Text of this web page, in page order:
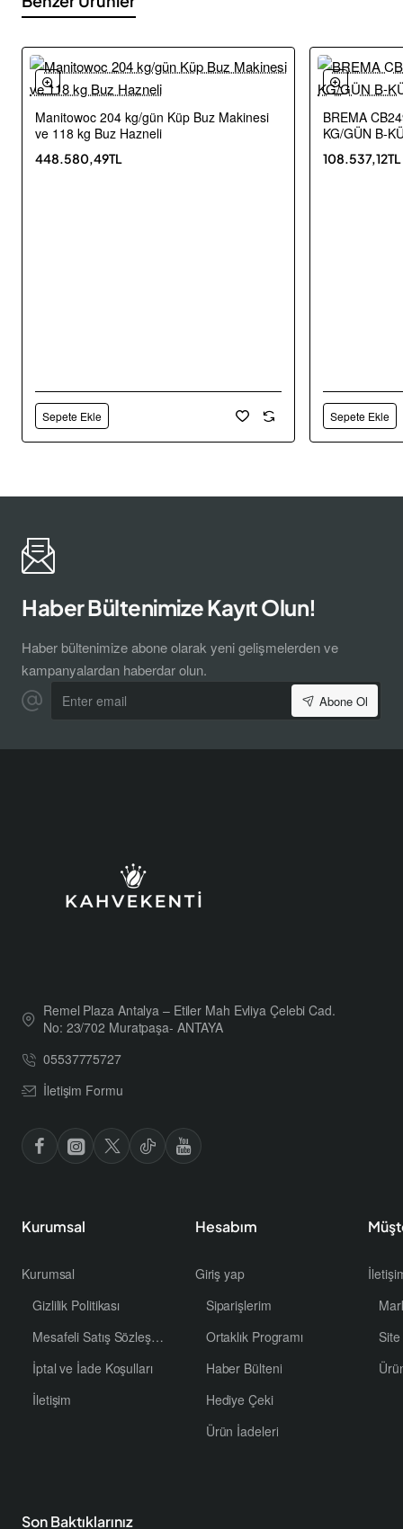
Ücretsiz Kargo
Manitowoc 204 kg/gün Küp Buz Makinesi
ve 118 kg Buz Hazneli
448.580,49TL
Sepete Ekle
BREMA
KG/GÜN B-
108.537,12TL
Sepete Ekle
Haber Bültenimize Kayıt Olun!
Haber bültenimize abone olarak yeni gelişmelerden ve
kampanyalardan haberdar olun.
email
Abone Ol
Remel Plaza Antalya – Etiler Mah Evliya Çelebi Cad.
No: 23/702 Muratpaşa- ANTAYA
05537775727
İletişim Formu
Kurumsal
Kurumsal
Gizlilik Politikası
Mesafeli Satış Sözleşmesi
İptal ve İade Koşulları
İletişim
Hesabım
Giriş yap
Siparişlerim
Ortaklık Programı
Haber Bülteni
Hediye Çeki
Ürün İadeleri
Site
Son Baktıklarınız